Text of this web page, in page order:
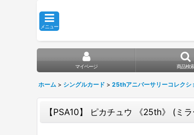
メニュー
マイページ 商品検索
ホーム > シングルカード > 25thアニバーサリーコレクシ
【PSA10】 ピカチュウ 《25th》 (